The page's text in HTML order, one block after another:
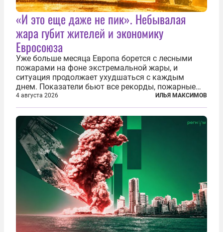
«И это еще даже не пик». Небывалая
жара губит жителей и экономику
Евросоюза
Уже больше месяца Европа борется с лесными
пожарами на фоне экстремальной жары, и
ситуация продолжает ухудшаться с каждым
днем. Показатели бьют все рекорды, пожарные
гибнут, масштабы эвакуации растут, а засуха тем
временем добивает реки, энергетику и сельское
хозяйство. По данным Европейской...
4 августа 2026 ИЛЬЯ МАКСИМОВ